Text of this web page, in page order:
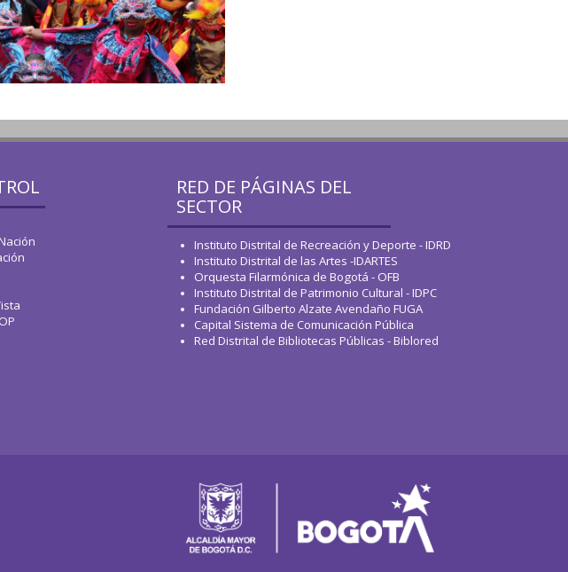
RED DE PÁGINAS DEL
SECTOR
Instituto Distrital de Recreación y Deporte - IDRD
Instituto Distrital de las Artes -IDARTES
Orquesta Filarmónica de Bogotá - OFB
Instituto Distrital de Patrimonio Cultural - IDPC
Fundación Gilberto Alzate Avendaño FUGA
Capital Sistema de Comunicación Pública
Red Distrital de Bibliotecas Públicas - Biblored